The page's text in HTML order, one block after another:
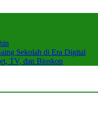
Sekolah di Era Digital
TV, dan Bioskop